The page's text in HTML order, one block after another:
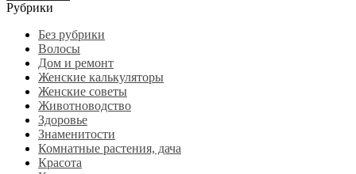
Рубрики
Без рубрики
Волосы
Дом и ремонт
Женские калькуляторы
Женские советы
Животноводство
Здоровье
Знаменитости
Комнатные растения, дача
Красота